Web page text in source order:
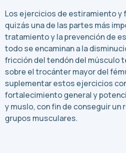
Los ejercicios de estiramiento
quizás una de las partes más
tratamiento y la prevención de
todo se encaminan a la
fricción del tendón del músculo
sobre el trocánter mayor del
suplementar estos ejercicios
fortalecimiento general y
y muslo, con fin de conseguir un
grupos musculares.